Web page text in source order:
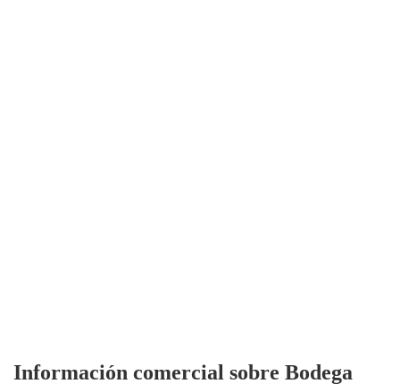
Información comercial sobre Bodega